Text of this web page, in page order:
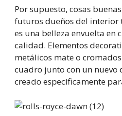
Por supuesto, cosas
futuros dueños del interior
es una belleza envuelta en
calidad. Elementos
metálicos mate o
cuadro junto con un nuevo
creado específicamente